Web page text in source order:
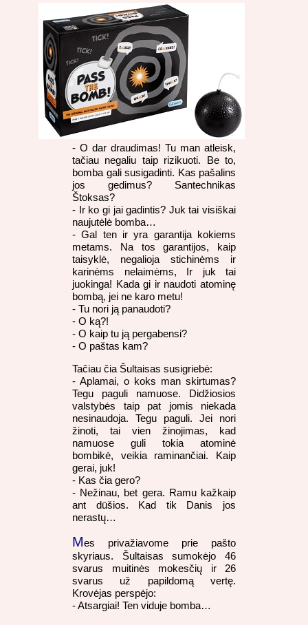
- O dar draudimas! Tu man atleisk,
tačiau negaliu taip rizikuoti. Be to,
bomba gali susigadinti. Kas pašalins
jos gedimus? Santechnikas
Štoksas?
- Ir ko gi jai gadintis? Juk tai visiškai
naujutėlė bomba…
- Gal ten ir yra garantija kokiems
metams. Na tos garantijos, kaip
taisyklė, negalioja stichinėms ir
karinėms nelaimėms, Ir juk tai
juokinga! Kada gi ir naudoti atominę
bombą, jei ne karo metu!
- Tu nori ją panaudoti?
- O ką?!
- O kaip tu ją pergabensi?
- O paštas kam?
Tačiau čia Šultaisas susigriebė:
- Aplamai, o koks man skirtumas?
Tegu paguli namuose. Didžiosios
valstybės taip pat jomis niekada
nesinaudoja. Tegu paguli. Jei nori
žinoti, tai vien žinojimas, kad
namuose guli tokia atominė
bombikė, veikia raminančiai. Kaip
gerai, juk!
- Kas čia gero?
- Nežinau, bet gera. Ramu kažkaip
ant dūšios. Kad tik Danis jos
nerastų…
Mes privažiavome prie pašto
skyriaus. Šultaisas sumokėjo 46
svarus muitinės mokesčių ir 26
svarus už papildomą vertę.
Krovėjas perspėjo:
- Atsargiai! Ten viduje bomba…